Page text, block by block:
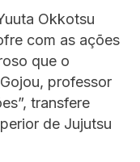
Okkotsu
com as ações
que o
professor
transfere
de Jujutsu